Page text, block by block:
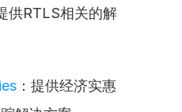
供RTLS相关的解
：提供经济实惠